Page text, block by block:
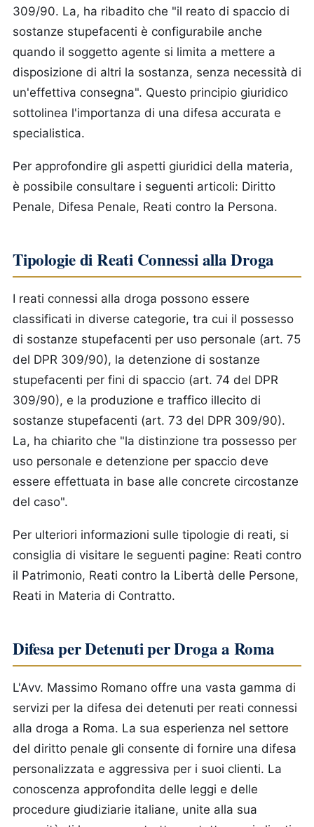
309/90. La, ha ribadito che "il reato di spaccio di
sostanze stupefacenti è configurabile anche
quando il soggetto agente si limita a mettere a
disposizione di altri la sostanza, senza necessità di
un'effettiva consegna". Questo principio giuridico
sottolinea l'importanza di una difesa accurata e
specialistica.
Per approfondire gli aspetti giuridici della materia,
è possibile consultare i seguenti articoli: Diritto
Penale, Difesa Penale, Reati contro la Persona.
Tipologie di Reati Connessi alla Droga
I reati connessi alla droga possono essere
classificati in diverse categorie, tra cui il possesso
di sostanze stupefacenti per uso personale (art. 75
del DPR 309/90), la detenzione di sostanze
stupefacenti per fini di spaccio (art. 74 del DPR
309/90), e la produzione e traffico illecito di
sostanze stupefacenti (art. 73 del DPR 309/90).
La, ha chiarito che "la distinzione tra possesso per
uso personale e detenzione per spaccio deve
essere effettuata in base alle concrete circostanze
del caso".
Per ulteriori informazioni sulle tipologie di reati, si
consiglia di visitare le seguenti pagine: Reati contro
il Patrimonio, Reati contro la Libertà delle Persone,
Reati in Materia di Contratto.
Difesa per Detenuti per Droga a Roma
L'Avv. Massimo Romano offre una vasta gamma di
servizi per la difesa dei detenuti per reati connessi
alla droga a Roma. La sua esperienza nel settore
del diritto penale gli consente di fornire una difesa
personalizzata e aggressiva per i suoi clienti. La
conoscenza approfondita delle leggi e delle
procedure giudiziarie italiane, unite alla sua